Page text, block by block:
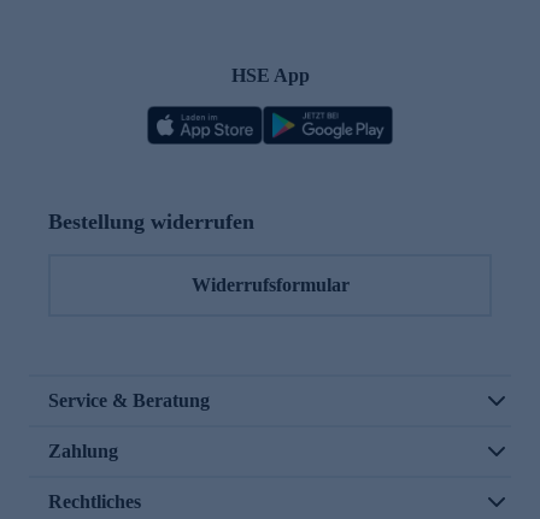
HSE App
Bestellung widerrufen
Widerrufsformular
Service & Beratung
Zahlung
Rechtliches